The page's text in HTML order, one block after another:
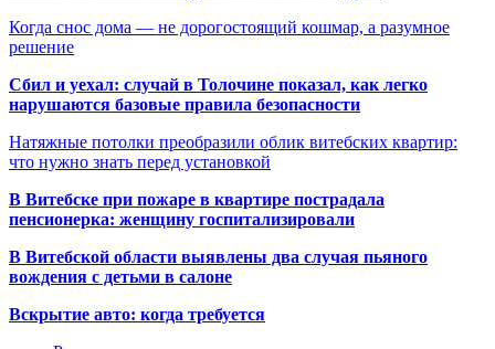
Когда снос дома — не дорогостоящий кошмар, а разумное
решение
Сбил и уехал: случай в Толочине показал, как легко
нарушаются базовые правила безопасности
Натяжные потолки преобразили облик витебских квартир:
что нужно знать перед установкой
В Витебске при пожаре в квартире пострадала
пенсионерка: женщину госпитализировали
В Витебской области выявлены два случая пьяного
вождения с детьми в салоне
Вскрытие авто: когда требуется